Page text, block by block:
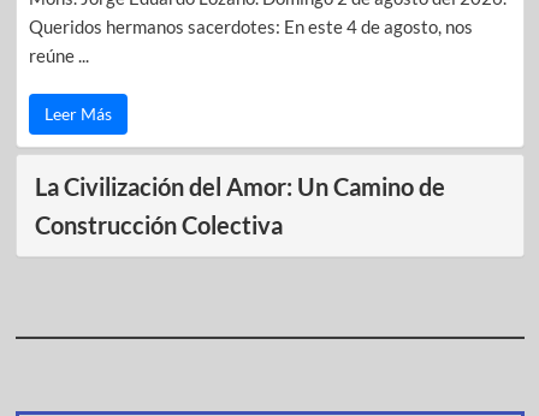
Queridos hermanos sacerdotes: En este 4 de agosto, nos
reúne ...
Leer Más
La Civilización del Amor: Un Camino de
Construcción Colectiva